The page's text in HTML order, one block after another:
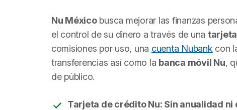
Nu Méxicobusca mejorar las finanzas
el control de su dinero a través de una
comisiones por uso, una cuenta Nubank con
transferencias así como la banca móvil Nu,
de público.
Tarjeta de crédito Nu: Sin anualidad ni